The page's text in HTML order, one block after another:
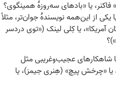
یا «بادهای سه‌روزۀ همینگوی؟
یکی از این‌همه نویسندۀ جوان‌تر، مثلاً
آمریکا»، یا کِلی لینک («توی دردسر
شاهکارهای عجیب‌وغریبی مثل
یا «چرخش پیچ» (هِنری جیمز)، یا